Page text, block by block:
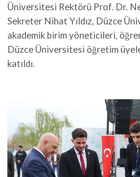
Üniversitesi Rektörü Prof. Dr.
Sekreter Nihat Yıldız, Düzce
akademik birim yöneticileri,
Düzce Üniversitesi öğretim
katıldı.